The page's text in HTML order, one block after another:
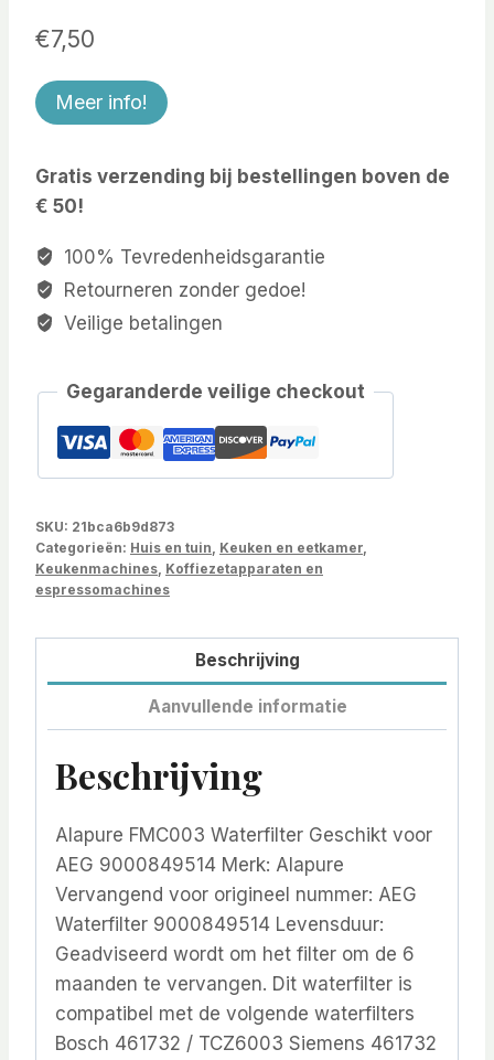
€7,50
Meer info!
Gratis verzending bij bestellingen boven de
€ 50!
100% Tevredenheidsgarantie
Retourneren zonder gedoe!
Veilige betalingen
Gegaranderde veilige checkout
SKU: 21bca6b9d873
Categorieën: Huis en tuin Keuken en eetkamer
Keukenmachines Koffiezetapparaten en
espressomachines
Beschrijving
Aanvullende informatie
Beschrijving
Alapure FMC003 Waterfilter Geschikt voor
AEG 9000849514 Merk: Alapure
Vervangend voor origineel nummer: AEG
Waterfilter 9000849514 Levensduur:
Geadviseerd wordt om het filter om de 6
maanden te vervangen. Dit waterfilter is
compatibel met de volgende waterfilters
Bosch 461732 / TCZ6003 Siemens 461732